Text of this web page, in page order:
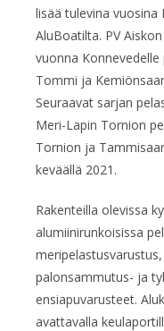
lisää tulevina
AluBoatilta. PV
vuonna
Tommi ja
Seuraavat sarjan
Meri-Lapin Tornion
Tornion ja
keväällä 2021.
Rakenteilla olevissa
alumiinirunkoisissa
palonsammutus- ja
ensiapuvarusteet.
avattavalla